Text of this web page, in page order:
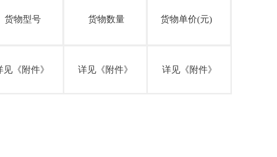
货物型号 货物数量 货物单价(元)
见《附件》 详见《附件》 详见《附件》